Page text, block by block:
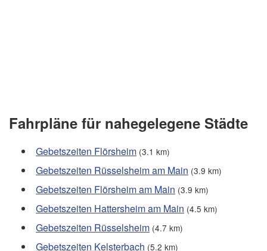
Fahrpläne für nahegelegene Städte
Gebetszeiten Flörsheim (3.1 km)
Gebetszeiten Rüsselsheim am Main (3.9 km)
Gebetszeiten Flörsheim am Main (3.9 km)
Gebetszeiten Hattersheim am Main (4.5 km)
Gebetszeiten Rüsselsheim (4.7 km)
Gebetszeiten Kelsterbach (5.2 km)